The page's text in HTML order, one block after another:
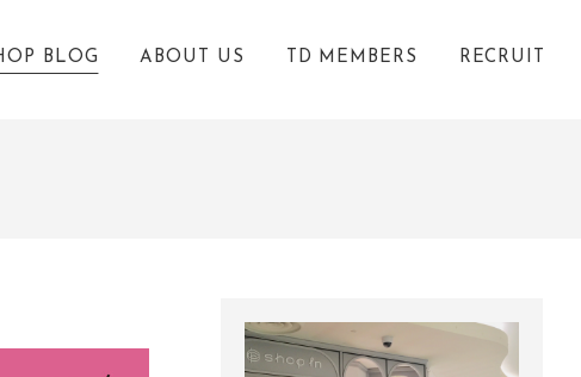
BLOG ABOUT US TD MEMBERS RECRUIT